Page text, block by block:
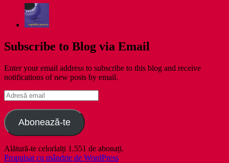
Subscribe to Blog via Email
Enter your email address to subscribe to this blog and receive
notifications of new posts by email.
Adresă
email
Abonează-te
Alătură-te celorlalți 1.551 de abonați.
Propulsat cu mândrie de WordPress